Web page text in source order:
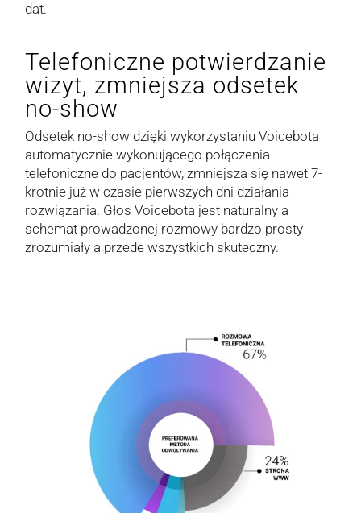
dat.
Telefoniczne potwierdzanie
wizyt, zmniejsza odsetek
no-show
Odsetek no-show dzięki wykorzystaniu Voicebota
automatycznie wykonującego połączenia
telefoniczne do pacjentów, zmniejsza się nawet 7-
krotnie już w czasie pierwszych dni działania
rozwiązania. Głos Voicebota jest naturalny a
schemat prowadzonej rozmowy bardzo prosty
zrozumiały a przede wszystkich skuteczny.